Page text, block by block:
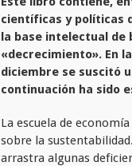
científicas y políticas
la base intelectual de
«decrecimiento». En
diciembre se suscitó
continuación ha sido
La escuela de
sobre la
arrastra algunas